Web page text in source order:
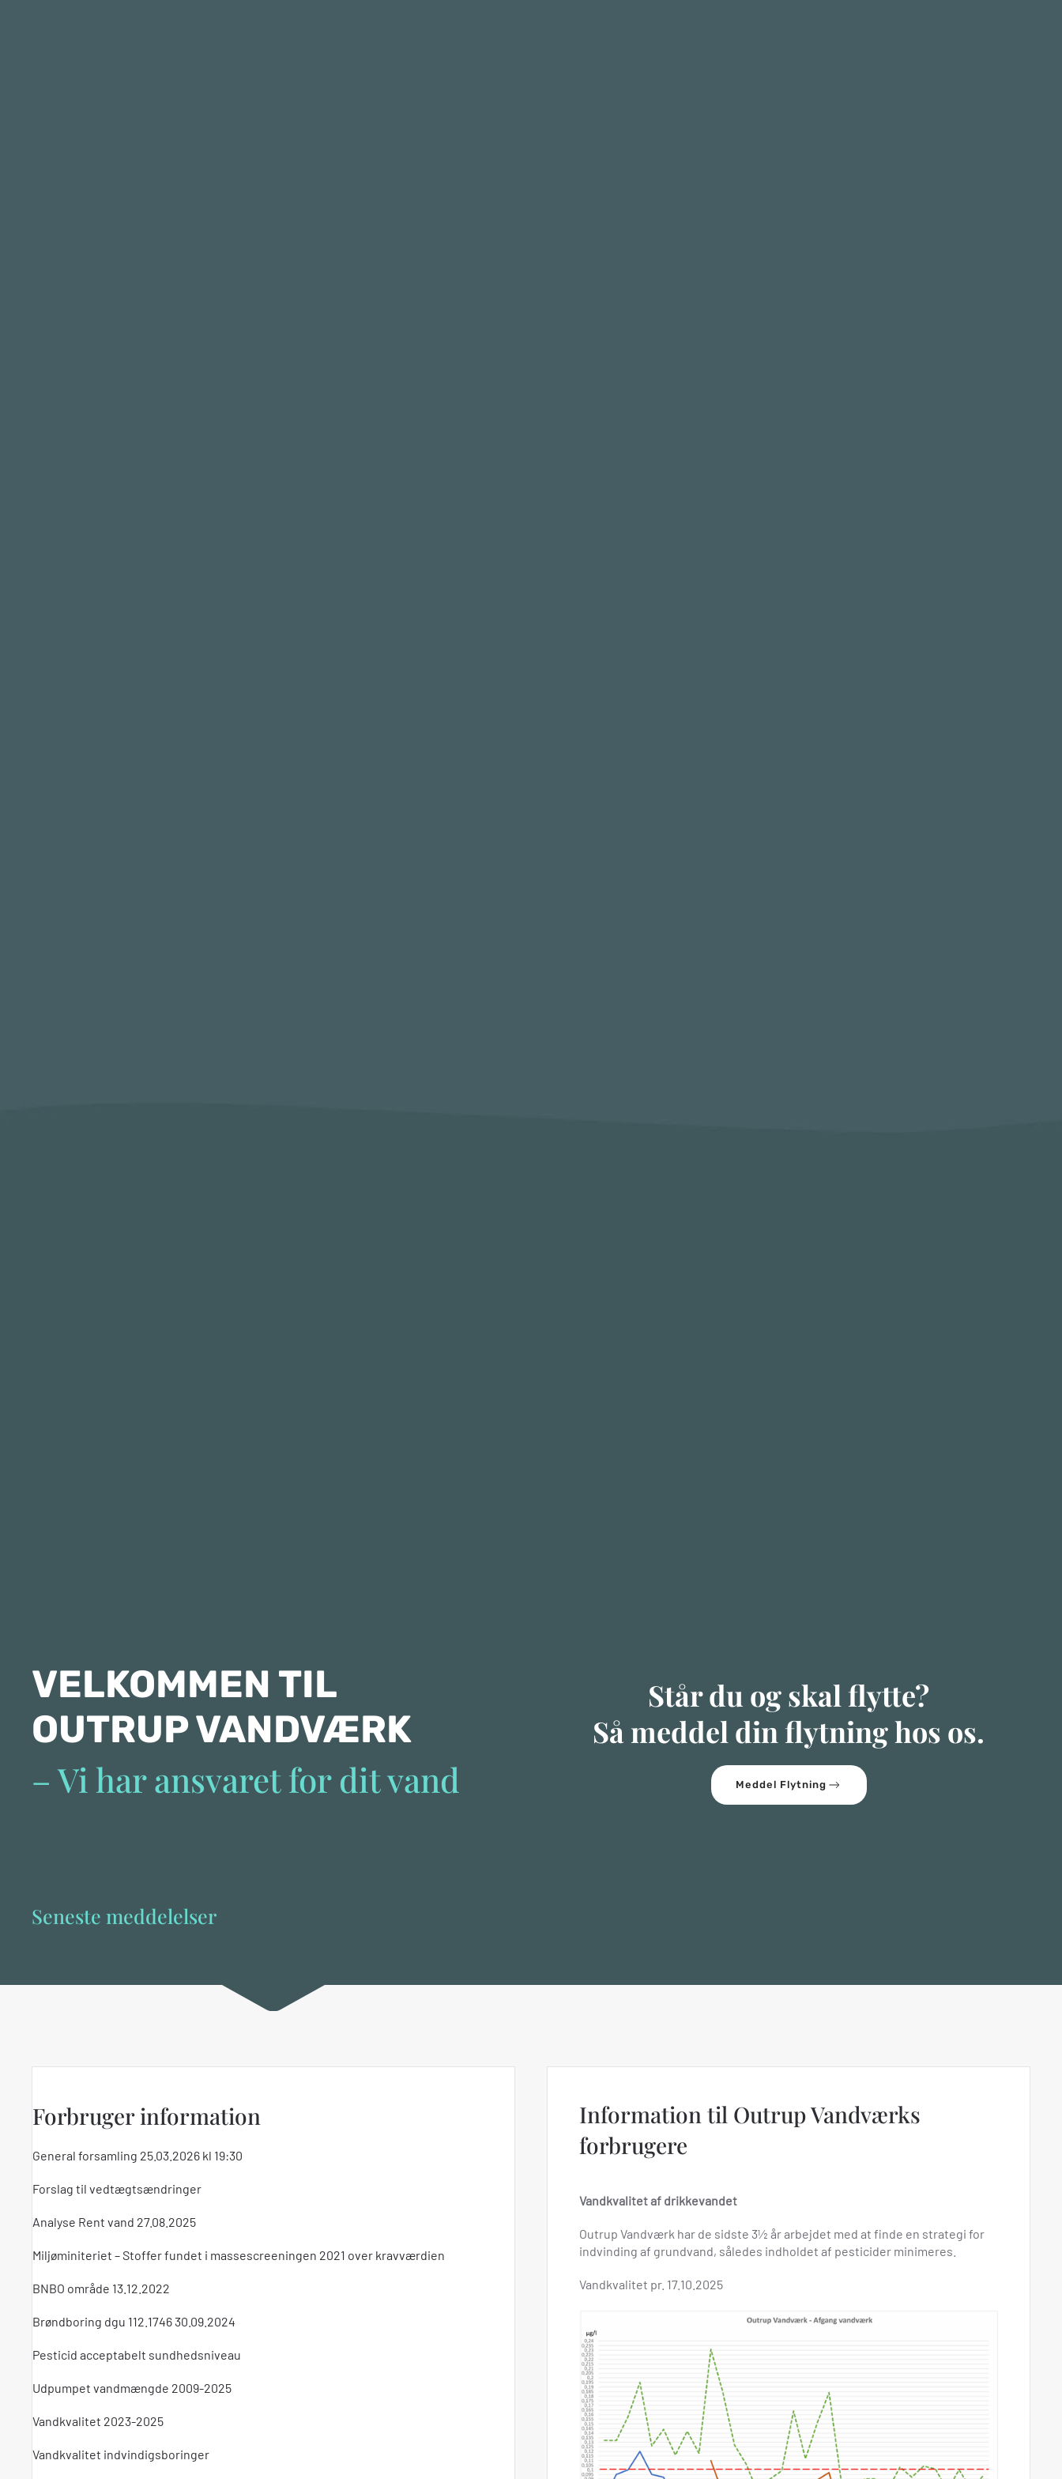
VELKOMMEN TIL
OUTRUP VANDVÆRK
– Vi har ansvaret for dit vand
Seneste meddelelser
Står du og skal flytte?
Så meddel din flytning hos os.
Meddel Flytning
Forbruger information
General forsamling 25.03.2026 kl 19:30
Forslag til vedtægtsændringer
Analyse Rent vand 27.08.2025
Miljøminiteriet – Stoffer fundet i massescreeningen 2021 over kravværdien
BNBO område 13.12.2022
Brøndboring dgu 112.1746 30.09.2024
Pesticid acceptabelt sundhedsniveau
Udpumpet vandmængde 2009-2025
Vandkvalitet 2023-2025
Vandkvalitet indvindigsboringer
Information til Outrup Vandværks
forbrugere
Vandkvalitet af drikkevandet
Outrup Vandværk har de sidste 3½ år arbejdet med at finde en strategi for
indvinding af grundvand, således indholdet af pesticider minimeres.
Vandkvalitet pr. 17.10.2025